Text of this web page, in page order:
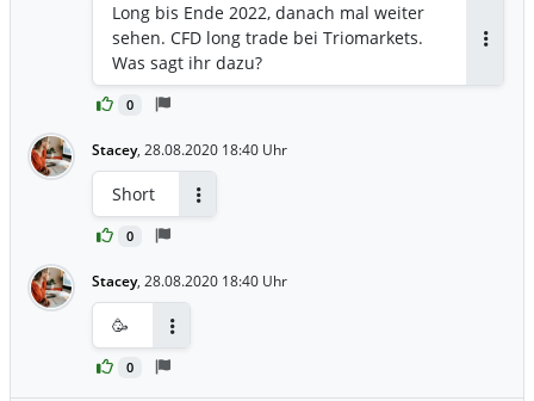
0
Long bis Ende 2022, danach mal weiter
sehen. CFD long trade bei Triomarkets.
Was sagt ihr dazu?
Stacey, 28.08.2020 18:40 Uhr
0
Short
Stacey, 28.08.2020 18:40 Uhr
0
🥳